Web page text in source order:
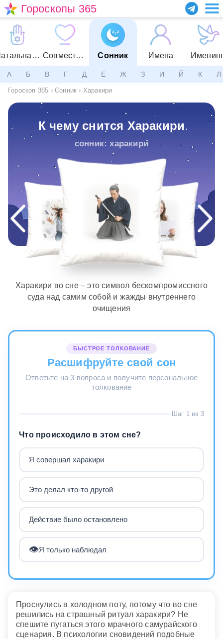
Гороскопы 365
Натальная карта Совместимость Сонник Имена
А Б В Г Д Е Ж З И Й К Л
Гороскоп 365 › Сонник › Харакири
К чему снится Харакири
сонник: харакири
Харакири во сне – это символ бескомпромиссного
суда над самим собой и жажды внутреннего
очищения
БЫСТРОЕ ТОЛКОВАНИЕ
Расшифруйте свой сон
Ответьте на 3 вопроса и получите персональное
толкование
Шаг 1 из 3
Что происходило в этом сне?
Я совершал харакири
Это делал кто-то другой
Действие было остановлено
👁️Я только наблюдал
Проснулись в холодном поту, потому что во сне
решились на страшный ритуал харакири? Не
спешите пугаться этого мрачного самурайского
сценария. В психологии сновидений подобные